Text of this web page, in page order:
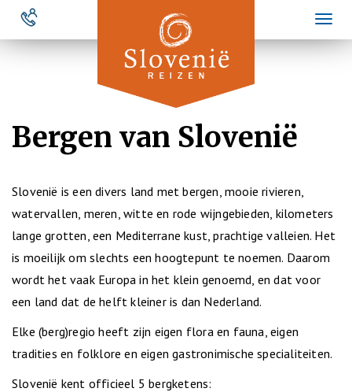
Overslaan
naar
Bergen van Slovenië
Slovenië is een divers land met bergen, mooie rivieren,
watervallen, meren, witte en rode wijngebieden, kilometers
lange grotten, een Mediterrane kust, prachtige valleien. Het
is moeilijk om slechts een hoogtepunt te noemen. Daarom
wordt het vaak Europa in het klein genoemd, en dat voor
een land dat de helft kleiner is dan Nederland.
Elke (berg)regio heeft zijn eigen flora en fauna, eigen
tradities en folklore en eigen gastronimische specialiteiten.
Slovenië kent officieel 5 bergketens: